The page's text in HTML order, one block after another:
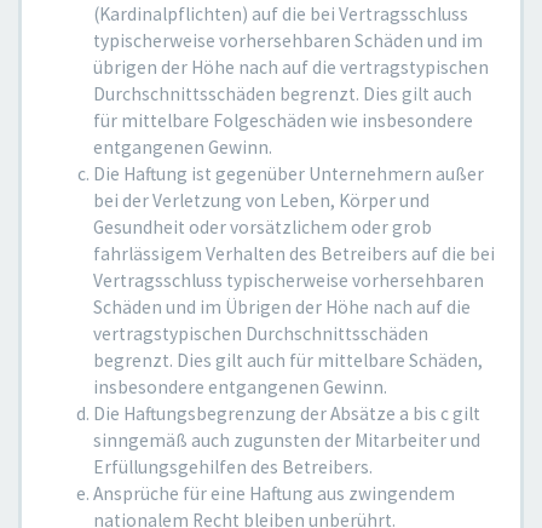
(Kardinalpflichten) auf die bei Vertragsschluss
typischerweise vorhersehbaren Schäden und im
übrigen der Höhe nach auf die vertragstypischen
Durchschnittsschäden begrenzt. Dies gilt auch
für mittelbare Folgeschäden wie insbesondere
entgangenen Gewinn.
Die Haftung ist gegenüber Unternehmern außer
bei der Verletzung von Leben, Körper und
Gesundheit oder vorsätzlichem oder grob
fahrlässigem Verhalten des Betreibers auf die bei
Vertragsschluss typischerweise vorhersehbaren
Schäden und im Übrigen der Höhe nach auf die
vertragstypischen Durchschnittsschäden
begrenzt. Dies gilt auch für mittelbare Schäden,
insbesondere entgangenen Gewinn.
Die Haftungsbegrenzung der Absätze a bis c gilt
sinngemäß auch zugunsten der Mitarbeiter und
Erfüllungsgehilfen des Betreibers.
Ansprüche für eine Haftung aus zwingendem
nationalem Recht bleiben unberührt.